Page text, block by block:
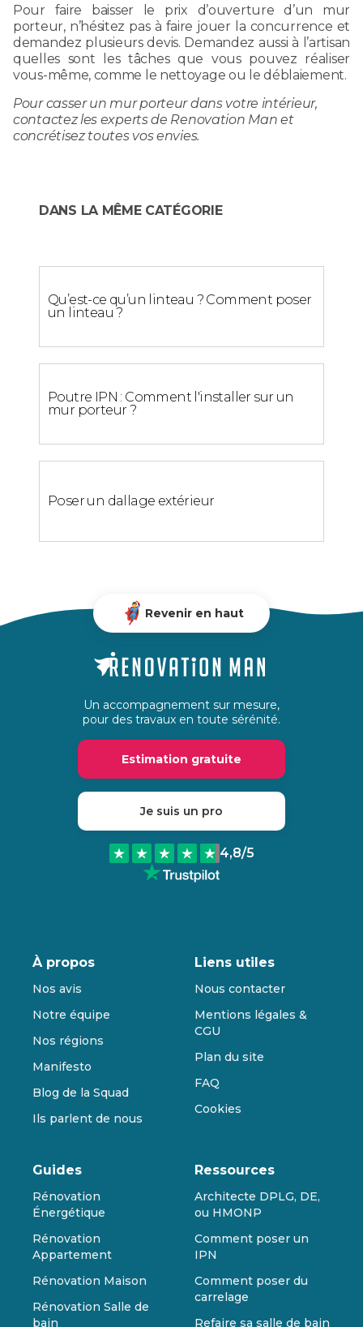
Pour faire baisser le prix d’ouverture d’un mur
porteur, n’hésitez pas à faire jouer la concurrence et
demandez plusieurs devis. Demandez aussi à l’artisan
quelles sont les tâches que vous pouvez réaliser
vous-même, comme le nettoyage ou le déblaiement.
Pour casser un mur porteur dans votre intérieur,
contactez les experts de Renovation Man et
concrétisez toutes vos envies.
DANS LA MÊME CATÉGORIE
Qu’est-ce qu’un linteau ? Comment poser
un linteau ?
Poutre IPN : Comment l'installer sur un
mur porteur ?
Poser un dallage extérieur
Revenir en haut
Un accompagnement sur mesure,
pour des travaux en toute sérénité.
Estimation gratuite
Je suis un pro
4,8/5
À propos
Nos avis
Notre équipe
Nos régions
Manifesto
Blog de la Squad
Ils parlent de nous
Liens utiles
Nous contacter
Mentions légales &
CGU
Plan du site
FAQ
Cookies
Guides
Rénovation
Énergétique
Rénovation
Appartement
Rénovation Maison
Rénovation Salle de
bain
Ressources
Architecte DPLG, DE,
ou HMONP
Comment poser un
IPN
Comment poser du
carrelage
Refaire sa salle de bain